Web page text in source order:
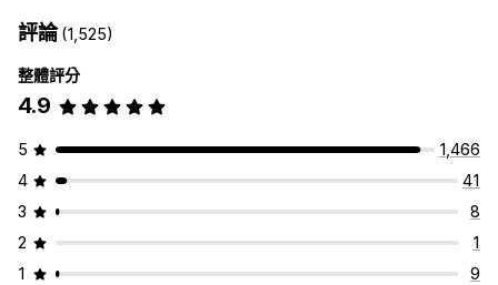
秋季 黑色星期五 (BFCM)
情人節 冬季 促銷 自訂活動
評論(1,525)
整體評分
4.9
5
1,466
4
41
3
8
2
1
1
9